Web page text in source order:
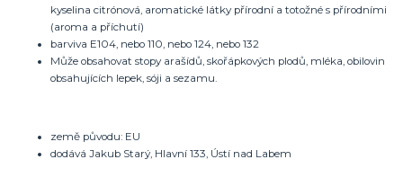
kyselina citrónová, aromatické látky přírodní a totožné s přírodními
(aroma a příchutí)
barviva E104, nebo 110, nebo 124, nebo 132
Může obsahovat stopy arašídů, skořápkových plodů, mléka, obilovin
obsahujících lepek, sóji a sezamu.
země původu: EU
dodává Jakub Starý, Hlavní 133, Ústí nad Labem